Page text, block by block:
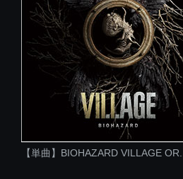
【単曲】BIOHAZARD VILLAGE OR...